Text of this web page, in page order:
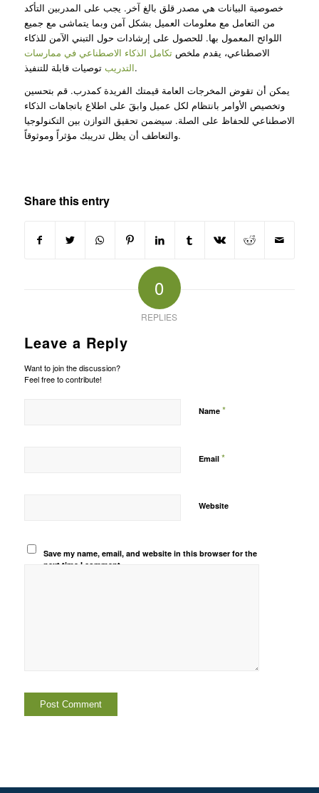
خصوصية البيانات هي مصدر قلق بالغ آخر. يجب على المدربين التأكد
من التعامل مع معلومات العميل بشكل آمن وبما يتماشى مع جميع
اللوائح المعمول بها. للحصول على إرشادات حول التبني الآمن للذكاء
الاصطناعي، يقدم ملخصتكامل الذكاء الاصطناعي في ممارسات
التدريبتوصيات قابلة للتنفيذ.
يمكن أن تقوض المخرجات العامة قيمتك الفريدة كمدرب. قم بتحسين
وتخصيص الأوامر بانتظام لكل عميل وابقَ على اطلاع باتجاهات الذكاء
الاصطناعي للحفاظ على الصلة. سيضمن تحقيق التوازن بين التكنولوجيا
والتعاطف أن يظل تدريبك مؤثراً وموثوقاً.
Share this entry
0
REPLIES
Leave a Reply
Want to join the discussion?
Feel free to contribute!
Name *
Email *
Website
Save my name, email, and website in this browser for the
next time I comment.